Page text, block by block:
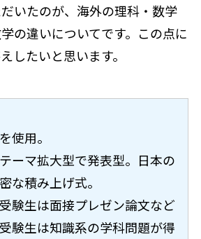
いたのが、海外の理科・数学
の違いについてです。この点に
したいと思います。
使用。
ーマ拡大型で発表型。日本の
な積み上げ式。
験生は面接プレゼン論文など
験生は知識系の学科問題が得